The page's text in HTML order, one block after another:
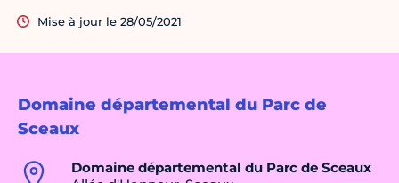
Domaine départemental du Parc de
Sceaux
Domaine départemental du Parc de Sceaux
Mise à jour le 28/05/2021